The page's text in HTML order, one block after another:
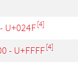
U+024F[4]
- U+FFFF[4]